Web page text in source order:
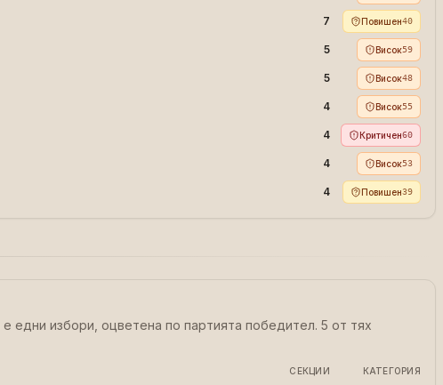
7 Повишен40
5 Висок59
5 Висок48
4 Висок55
4 Критичен60
4 Висок53
4 Повишен39
едни избори, оцветена по партията победител. 5 от тях
СЕКЦИИ КАТЕГОРИЯ